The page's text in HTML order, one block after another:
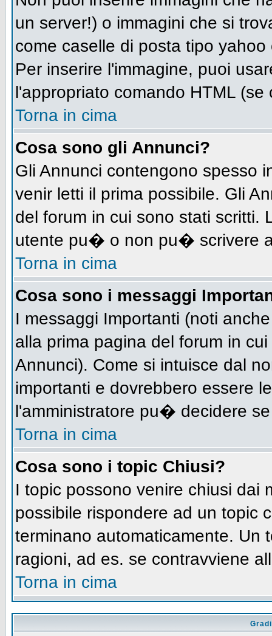
un server!) o immagini che si
come caselle di posta tipo
Per inserire l'immagine, puoi
l'appropriato comando HTML (se
Torna in cima
Cosa sono gli Annunci?
Gli Annunci contengono spesso
venir letti il prima possibile. Gli
del forum in cui sono stati
utente pu� o non pu� scrivere
Torna in cima
Cosa sono i messaggi
I messaggi Importanti (noti
alla prima pagina del forum in
Annunci). Come si intuisce dal
importanti e dovrebbero essere
l'amministratore pu� decidere
Torna in cima
Cosa sono i topic Chiusi?
I topic possono venire chiusi
possibile rispondere ad un topic
terminano automaticamente.
ragioni, ad es. se contravviene
Torna in cima